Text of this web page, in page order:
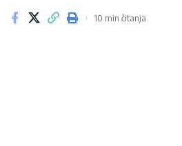
10 min čitanja